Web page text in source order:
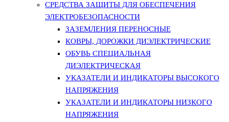
СРЕДСТВА ЗАЩИТЫ ДЛЯ ОБЕСПЕЧЕНИЯ
ЭЛЕКТРОБЕЗОПАСНОСТИ
ЗАЗЕМЛЕНИЯ ПЕРЕНОСНЫЕ
КОВРЫ, ДОРОЖКИ ДИЭЛЕКТРИЧЕСКИЕ
ОБУВЬ СПЕЦИАЛЬНАЯ
ДИЭЛЕКТРИЧЕСКАЯ
УКАЗАТЕЛИ И ИНДИКАТОРЫ ВЫСОКОГО
НАПРЯЖЕНИЯ
УКАЗАТЕЛИ И ИНДИКАТОРЫ НИЗКОГО
НАПРЯЖЕНИЯ